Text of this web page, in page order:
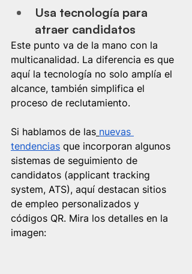
Usa tecnología para
atraer candidatos
Este punto va de la mano con la
multicanalidad. La diferencia es que
aquí la tecnología no solo amplía el
alcance, también simplifica el
proceso de reclutamiento.
Si hablamos de las nuevas
tendencias que incorporan algunos
sistemas de seguimiento de
candidatos (applicant tracking
system, ATS), aquí destacan sitios
de empleo personalizados y
códigos QR. Mira los detalles en la
imagen: